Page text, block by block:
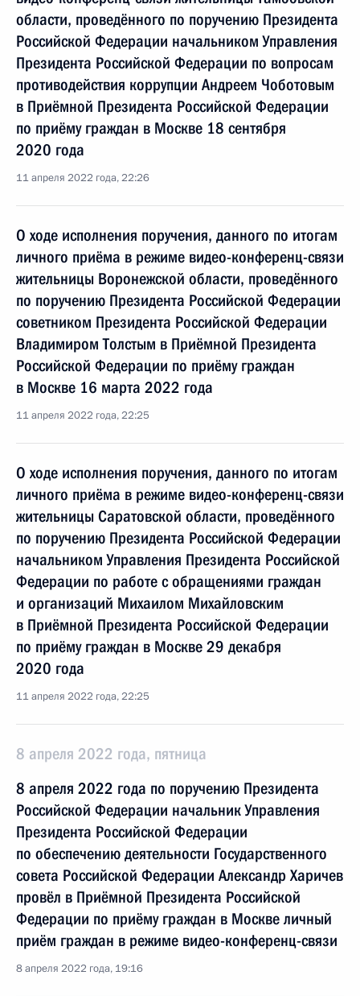
области, проведённого по поручению Президента
Российской Федерации начальником Управления
Президента Российской Федерации по вопросам
противодействия коррупции Андреем Чоботовым
в Приёмной Президента Российской Федерации
по приёму граждан в Москве 18 сентября
2020 года
11 апреля 2022 года, 22:26
О ходе исполнения поручения, данного по итогам
личного приёма в режиме видео-конференц-связи
жительницы Воронежской области, проведённого
по поручению Президента Российской Федерации
советником Президента Российской Федерации
Владимиром Толстым в Приёмной Президента
Российской Федерации по приёму граждан
в Москве 16 марта 2022 года
11 апреля 2022 года, 22:25
О ходе исполнения поручения, данного по итогам
личного приёма в режиме видео-конференц-связи
жительницы Саратовской области, проведённого
по поручению Президента Российской Федерации
начальником Управления Президента Российской
Федерации по работе с обращениями граждан
и организаций Михаилом Михайловским
в Приёмной Президента Российской Федерации
по приёму граждан в Москве 29 декабря
2020 года
11 апреля 2022 года, 22:25
8 апреля 2022 года, пятница
8 апреля 2022 года по поручению Президента
Российской Федерации начальник Управления
Президента Российской Федерации
по обеспечению деятельности Государственного
совета Российской Федерации Александр Харичев
провёл в Приёмной Президента Российской
Федерации по приёму граждан в Москве личный
приём граждан в режиме видео-конференц-связи
8 апреля 2022 года, 19:16